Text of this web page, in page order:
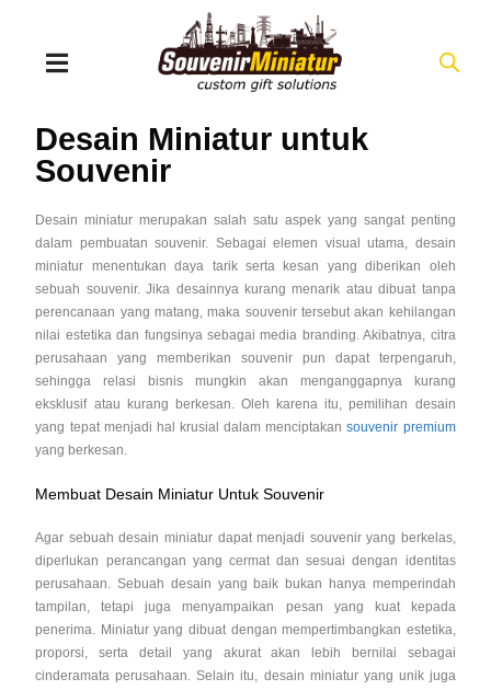
Desain Miniatur untuk
Souvenir
Desain miniatur merupakan salah satu aspek yang sangat penting
dalam pembuatan souvenir. Sebagai elemen visual utama, desain
miniatur menentukan daya tarik serta kesan yang diberikan oleh
sebuah souvenir. Jika desainnya kurang menarik atau dibuat tanpa
perencanaan yang matang, maka souvenir tersebut akan kehilangan
nilai estetika dan fungsinya sebagai media branding. Akibatnya, citra
perusahaan yang memberikan souvenir pun dapat terpengaruh,
sehingga relasi bisnis mungkin akan menganggapnya kurang
eksklusif atau kurang berkesan. Oleh karena itu, pemilihan desain
yang tepat menjadi hal krusial dalam menciptakansouvenir premium
yang berkesan.
Membuat Desain Miniatur Untuk Souvenir
Agar sebuah desain miniatur dapat menjadi souvenir yang berkelas,
diperlukan perancangan yang cermat dan sesuai dengan identitas
perusahaan. Sebuah desain yang baik bukan hanya memperindah
tampilan, tetapi juga menyampaikan pesan yang kuat kepada
penerima. Miniatur yang dibuat dengan mempertimbangkan estetika,
proporsi, serta detail yang akurat akan lebih bernilai sebagai
cinderamata perusahaan. Selain itu, desain miniatur yang unik juga